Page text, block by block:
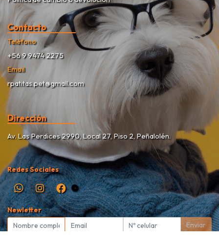
Contacto
Teléfono
+56 9 9474 2275
Email
rpatitas.pet@gmail.com
Dirección
Av. Las Perdices 2990, Local 27, Piso 2, Peñalolén.
Redes Sociales
Newletter
Enviar